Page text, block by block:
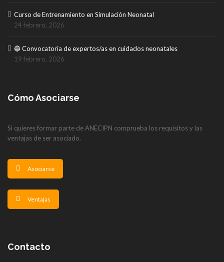
Curso de Entrenamiento en Simulación Neonatal
24 febrero, 2026
🔵 Convocatoria de expertos/as en cuidados neonatales
19 febrero, 2026
Cómo Asociarse
Si quieres formar parte de ANECIPN comprueba los requisitos y las
ventajas de ser asociado.
Asociarse
Ventajas
Contacto